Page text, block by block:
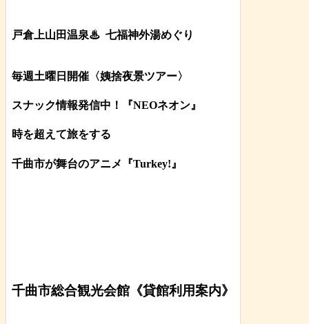
戸倉上山田温泉♨ 七福神外湯めぐり
毎週土曜日開催〈姨捨夜景ツアー〉
スナック情報発信中！『NEOネオン』
時を超えて旅をする
千曲市が舞台のアニメ『Turkey!』
千曲市総合観光会館《貸館利用案内》